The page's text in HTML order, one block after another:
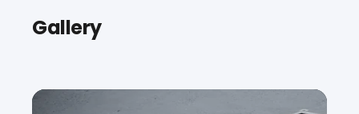
Gallery